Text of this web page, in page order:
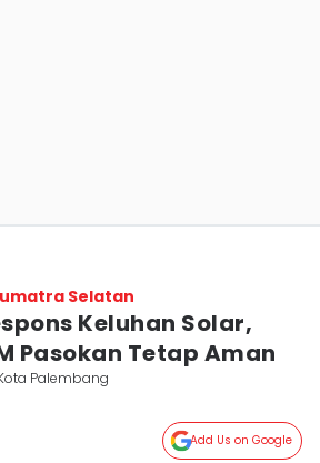
Selatan
Keluhan Solar,
Pasokan Tetap Aman
Palembang
Add Us on Google